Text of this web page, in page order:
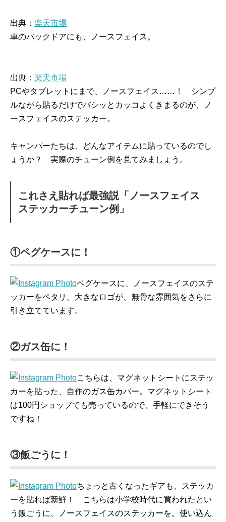
出典： 楽天市場
車のバックドアにも、ノースフェイス。
出典： 楽天市場
PCやタブレットにまで、ノースフェイス……！ シンプ
ルながら貼るだけでバシッとカッコよくきまるのが、ノ
ースフェイスのステッカー。
キャンパーたちは、どんなアイテムに貼っているのでし
ょうか？ 実際のチューン例を見てみましょう。
これさえ貼れば最強説「ノースフェイス
ステッカーチューン例」
①ペグケースに！
ペグケースに、ノースフェイスのステ
ッカーをペタリ。大きなロゴが、無骨な雰囲気をさらに
引き立てています。
②ガス缶に！
こちらは、マグネットシートにステッ
カーを貼った、自作のガス缶カバー。マグネットシート
は100円ショップでも売っているので、手軽にできそう
ですね！
③飯ごうに！
ちょっと古くなったギアも、ステッカ
ーを貼れば新鮮！ こちらは小学校時代に買われたとい
う飯ごうに、ノースフェイスのステッカーを。使い込ん